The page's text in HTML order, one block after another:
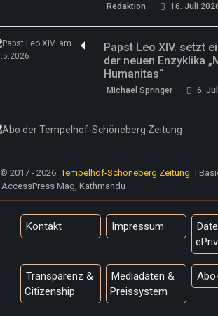
Redaktion 16. Juli
Papst Leo XIV. setzt
der neuen Enzyklika
Humanitas“
Michael Springer 6.
© 2017 - 2026 Tempelhof-Schöneberg Zeitung |
AccessPress Mag, Kathmandu
Kontakt Impressum
Transparenz &
Citizenship
Mediadaten &
Preissystem